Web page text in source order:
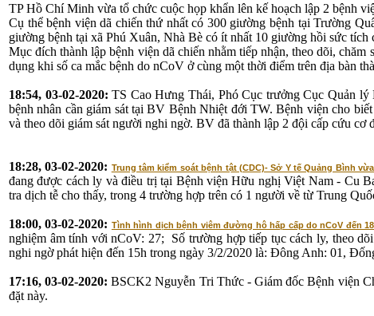
TP Hồ Chí Minh vừa tổ chức cuộc họp khẩn lên kế hoạch lập 2 bệnh
Cụ thể bệnh viện dã chiến thứ nhất có 300 giường bệnh tại Trường
giường bệnh tại xã Phú Xuân, Nhà Bè có ít nhất 10 giường hồi sức tích
Mục đích thành lập bệnh viện dã chiến nhằm tiếp nhận, theo dõi,
dụng khi số ca mắc bệnh do nCoV ở cùng một thời điểm trên địa bàn
18:54, 03-02-2020:TS Cao Hưng Thái, Phó Cục trưởng Cục Quản
bệnh nhân cần giám sát tại BV Bệnh Nhiệt đới TW. Bệnh viện cho
và theo dõi giám sát người nghi ngờ. BV đã thành lập 2 đội cấp cứu cơ
18:28, 03-02-2020: Trung tâm kiểm soát bệnh tật (CDC)- Sở Y tế Quảng Bình
đang được cách ly và điều trị tại Bệnh viện Hữu nghị Việt Nam - Cu
tra dịch tễ cho thấy, trong 4 trường hợp trên có 1 người về từ Trung
18:00, 03-02-2020: Tình hình dịch bệnh viêm đường hô hấp cấp do nCoV đến
nghiệm âm tính với nCoV: 27; Số trường hợp tiếp tục cách ly, theo
nghi ngờ phát hiện đến 15h trong ngày 3/2/2020 là: Đông Anh: 01,
17:16, 03-02-2020:BSCK2 Nguyễn Tri Thức - Giám đốc Bệnh viện
đặt này.